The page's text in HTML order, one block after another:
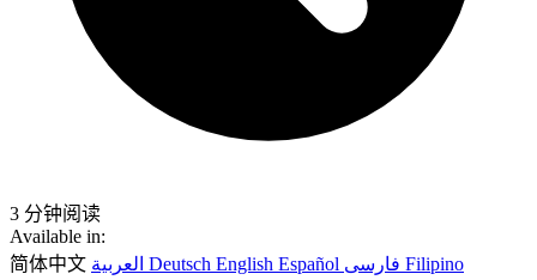
3 分钟阅读
Available in:
简体中文
Deutsch English Español
Filipino